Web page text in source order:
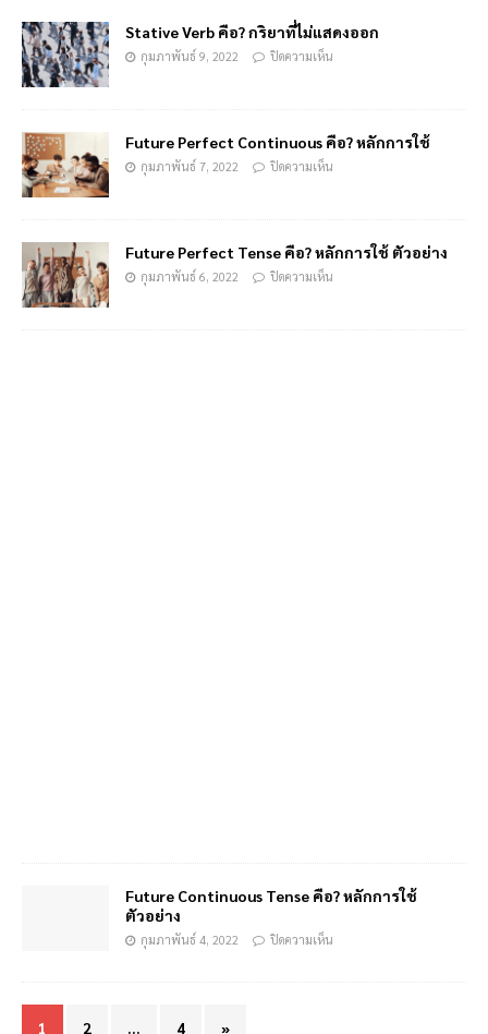
Stative Verb คือ? กริยาที่ไม่แสดงออก
กุมภาพันธ์ 9, 2022 ปิดความเห็น
Future Perfect Continuous คือ? หลักการใช้
กุมภาพันธ์ 7, 2022 ปิดความเห็น
Future Perfect Tense คือ? หลักการใช้ ตัวอย่าง
กุมภาพันธ์ 6, 2022 ปิดความเห็น
Future Continuous Tense คือ? หลักการใช้
ตัวอย่าง
กุมภาพันธ์ 4, 2022 ปิดความเห็น
1 2 … 4 »